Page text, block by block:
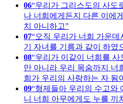
06 우리가 그리스도의 사도
나 너희에게든지 다른 이에
치 아니하고
07 오직 우리가 너희 가운
기 자녀를 기름과 같이 하였
08 우리가 이같이 너희를
만 아니라 우리 목숨까지 너
희가 우리의 사랑하는 자 됨
09 형제들아 우리의 수고와
니 너희 아무에게도 누를 끼